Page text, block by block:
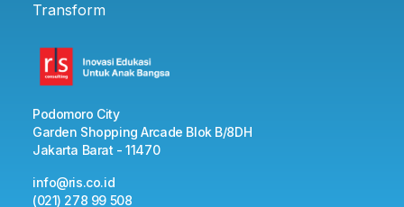
Transform
Podomoro City
Garden Shopping Arcade Blok B/8DH
Jakarta Barat - 11470
info@ris.co.id
(021) 278 99 508